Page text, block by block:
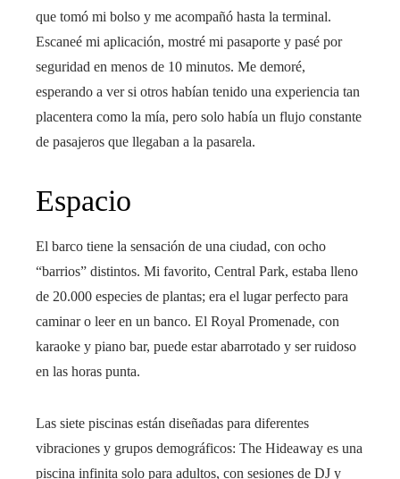
que tomó mi bolso y me acompañó hasta la terminal.
Escaneé mi aplicación, mostré mi pasaporte y pasé por
seguridad en menos de 10 minutos. Me demoré,
esperando a ver si otros habían tenido una experiencia tan
placentera como la mía, pero solo había un flujo constante
de pasajeros que llegaban a la pasarela.
Espacio
El barco tiene la sensación de una ciudad, con ocho
“barrios” distintos. Mi favorito, Central Park, estaba lleno
de 20.000 especies de plantas; era el lugar perfecto para
caminar o leer en un banco. El Royal Promenade, con
karaoke y piano bar, puede estar abarrotado y ser ruidoso
en las horas punta.
Las siete piscinas están diseñadas para diferentes
vibraciones y grupos demográficos: The Hideaway es una
piscina infinita solo para adultos, con sesiones de DJ y